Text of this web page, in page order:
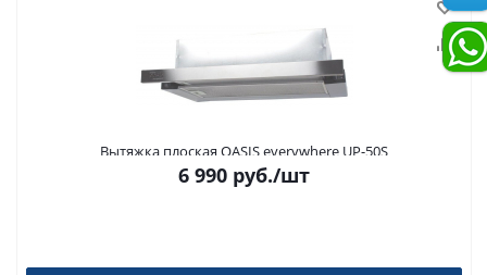
Вытяжка плоская OASIS everywhere UP-50S
6 990 руб./шт